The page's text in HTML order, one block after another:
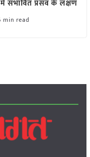
संभावित प्रसव के लक्षण
min read